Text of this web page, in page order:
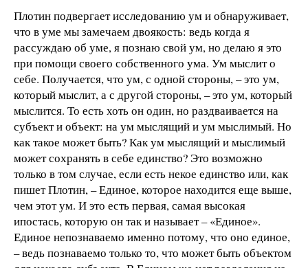
Плотин подвергает исследованию ум и обнаруживает,
что в уме мы замечаем двоякость: ведь когда я
рассуждаю об уме, я познаю свой ум, но делаю я это
при помощи своего собственного ума. Ум мыслит о
себе. Получается, что ум, с одной стороны, – это ум,
который мыслит, а с другой стороны, – это ум, который
мыслится. То есть хоть он один, но раздваивается на
субъект и объект: на ум мыслящий и ум мыслимый. Но
как такое может быть? Как ум мыслящий и мыслимый
может сохранять в себе единство? Это возможно
только в том случае, если есть некое единство или, как
пишет Плотин, – Единое, которое находится еще выше,
чем этот ум. И это есть первая, самая высокая
ипостась, которую он так и называет – «Единое».
Единое непознаваемо именно потому, что оно единое,
– ведь познаваемо только то, что может быть объектом